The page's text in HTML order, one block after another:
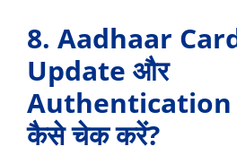
8. Aadhaar
Update और
कैसे चेक करें?